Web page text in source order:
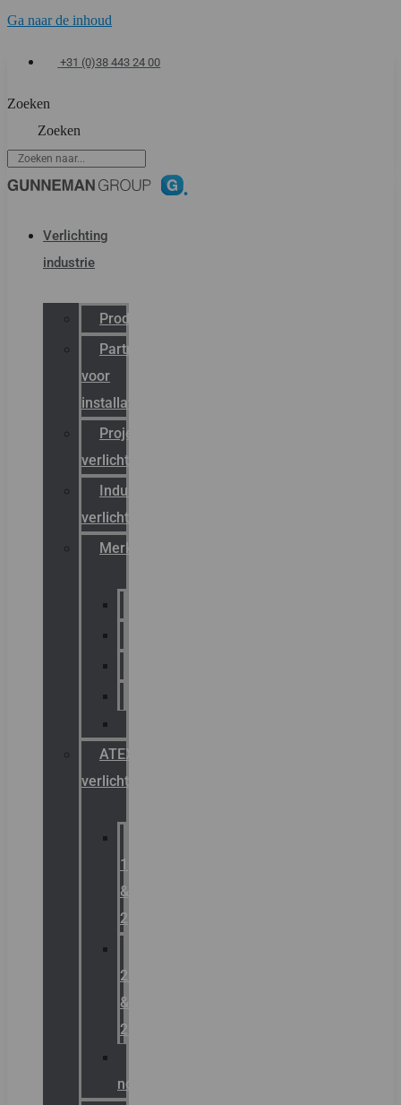
Ga naar de inhoud
+31 (0)38 443 24 00
Zoeken
Zoeken
Verlichting
industrie
Productcatalogus
Partner
voor
installateurs
Projectreferenties
verlichting
Industriële
verlichting
Merken
ATEX
verlichting
1
&
2
21
&
22
noodverlichting